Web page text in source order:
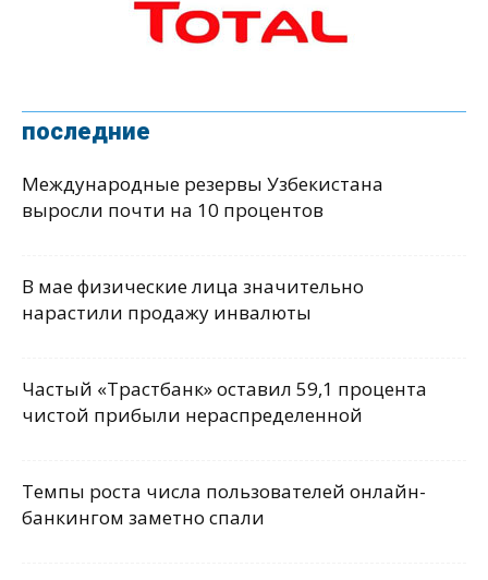
последние
Международные резервы Узбекистана
выросли почти на 10 процентов
В мае физические лица значительно
нарастили продажу инвалюты
Частый «Трастбанк» оставил 59,1 процента
чистой прибыли нераспределенной
Темпы роста числа пользователей онлайн-
банкингом заметно спали